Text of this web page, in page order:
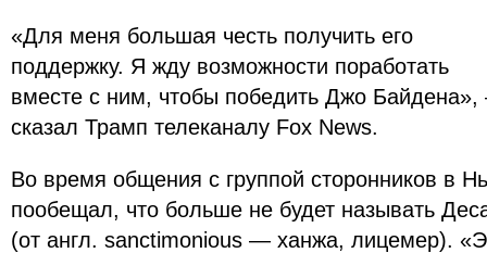
«Для меня большая честь получить его
поддержку. Я жду возможности поработать
вместе с ним, чтобы победить Джо
сказал Трамп телеканалу Fox News.
Во время общения с группой сторонников в
пообещал, что больше не будет называть
(от англ. sanctimonious — ханжа, лицемер).